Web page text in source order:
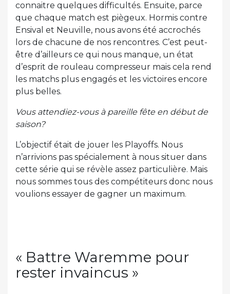
connaitre quelques difficultés. Ensuite, parce
que chaque match est piègeux. Hormis contre
Ensival et Neuville, nous avons été accrochés
lors de chacune de nos rencontres. C’est peut-
être d’ailleurs ce qui nous manque, un état
d’esprit de rouleau compresseur mais cela rend
les matchs plus engagés et les victoires encore
plus belles.
Vous attendiez-vous à pareille fête en début de
saison?
L’objectif était de jouer les Playoffs. Nous
n’arrivions pas spécialement à nous situer dans
cette série qui se révèle assez particulière. Mais
nous sommes tous des compétiteurs donc nous
voulions essayer de gagner un maximum.
« Battre Waremme pour
rester invaincus »